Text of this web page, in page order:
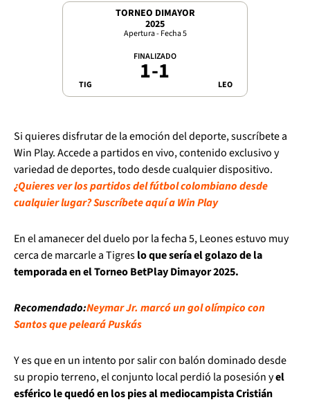
TORNEO DIMAYOR
2025
Apertura - Fecha 5
TIG
FINALIZADO
1-1 LEO
Si quieres disfrutar de la emoción del deporte, suscríbete a
Win Play. Accede a partidos en vivo, contenido exclusivo y
variedad de deportes, todo desde cualquier dispositivo.
¿Quieres ver los partidos del fútbol colombiano desde
cualquier lugar? Suscríbete aquí a Win Play
En el amanecer del duelo por la fecha 5, Leones estuvo muy
cerca de marcarle a Tigreslo que sería el golazo de la
temporada en el Torneo BetPlay Dimayor 2025.
Recomendado:Neymar Jr. marcó un gol olímpico con
Santos que peleará Puskás
Y es que en un intento por salir con balón dominado desde
su propio terreno, el conjunto local perdió la posesión yel
esférico le quedó en los pies al mediocampista Cristián